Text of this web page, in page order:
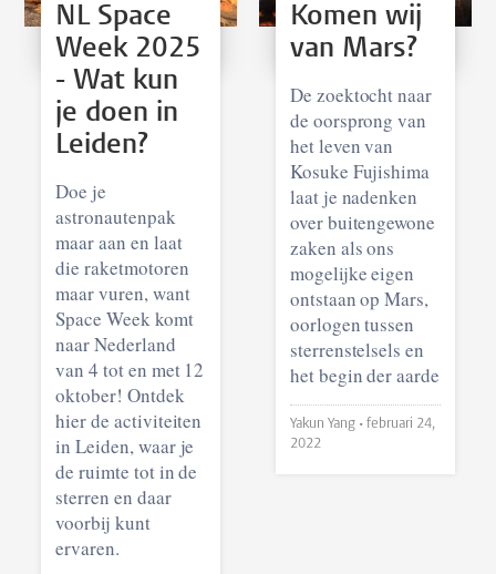
NL Space
Week 2025
- Wat kun
je doen in
Leiden?
Doe je
astronautenpak
maar aan en laat
die raketmotoren
maar vuren, want
Space Week komt
naar Nederland
van 4 tot en met 12
oktober! Ontdek
hier de activiteiten
in Leiden, waar je
de ruimte tot in de
sterren en daar
voorbij kunt
ervaren.
Komen wij
van Mars?
De zoektocht naar
de oorsprong van
het leven van
Kosuke Fujishima
laat je nadenken
over buitengewone
zaken als ons
mogelijke eigen
ontstaan op Mars,
oorlogen tussen
sterrenstelsels en
het begin der aarde
Yakun Yang • februari 24,
2022